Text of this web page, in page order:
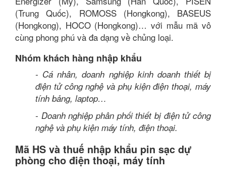
(Trung Quốc), ROMOSS (Hongkong), BASEUS
(Hongkong), HOCO (Hongkong)… với mẫu mã vô
cùng phong phú và đa dạng về chủng loại.
Nhóm khách hàng nhập khẩu
- Cá nhân, doanh nghiệp kinh doanh thiết bị
điện tử công nghệ và phụ kiện điện thoại, máy
tính bảng, laptop…
- Doanh nghiệp phân phối thiết bị điện tử công
nghệ và phụ kiện máy tính, điện thoại.
Mã HS và thuế nhập khẩu pin sạc dự
phòng cho điện thoại, máy tính